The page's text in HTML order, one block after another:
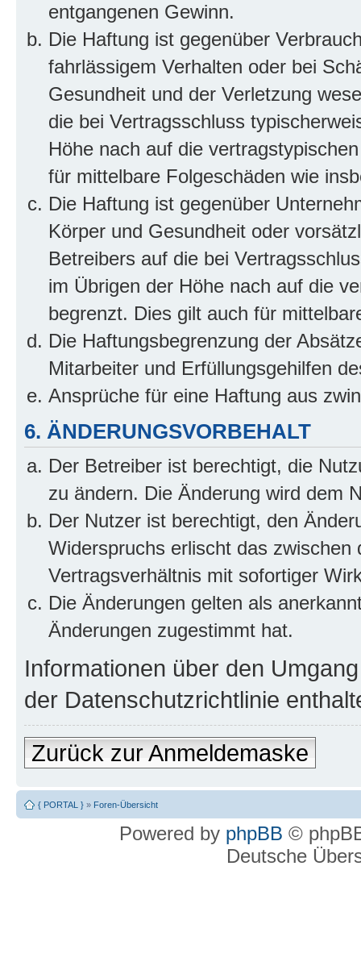
entgangenen Gewinn.
Die Haftung ist gegenüber
fahrlässigem Verhalten oder bei
Gesundheit und der Verletzung
die bei Vertragsschluss
Höhe nach auf die
für mittelbare Folgeschäden wie
Die Haftung ist gegenüber
Körper und Gesundheit oder
Betreibers auf die bei
im Übrigen der Höhe nach auf die
begrenzt. Dies gilt auch für
Die Haftungsbegrenzung der
Mitarbeiter und Erfüllungsgehilfen
Ansprüche für eine Haftung aus
6. ÄNDERUNGSVORBEHALT
Der Betreiber ist berechtigt, die
zu ändern. Die Änderung wird dem
Der Nutzer ist berechtigt, den
Widerspruchs erlischt das
Vertragsverhältnis mit sofortiger
Die Änderungen gelten als
Änderungen zugestimmt hat.
Informationen über den
der Datenschutzrichtlinie
Zurück zur Anmeldemaske
{ PORTAL } » Foren-Übersicht
Powered by phpBB ©
Deutsche